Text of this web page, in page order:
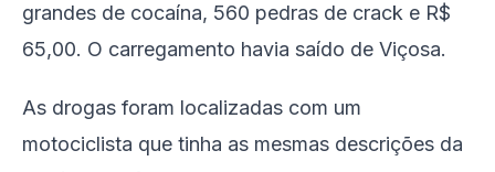
grandes de cocaína, 560 pedras de crack e R$
65,00. O carregamento havia saído de Viçosa.
As drogas foram localizadas com um
motociclista que tinha as mesmas descrições da